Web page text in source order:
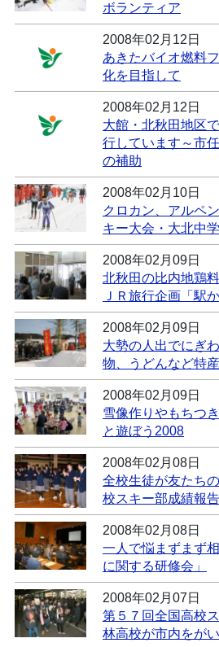
ボランティア
2008年02月12日
あきたバイオ燃料
化を目指して
2008年02月12日
大館・北秋田地区
行しています～市
の補助
2008年02月10日
クロカン、アルペ
キー大会・大北中
2008年02月09日
北秋田の比内地鶏
ＪＲ旅行企画「駅
2008年02月09日
大勢の人出でにぎ
物、うどんなど特
2008年02月09日
雪像作りやもちつ
と遊ぼう2008
2008年02月08日
全校生徒が友たち
校スキー部成績報
2008年02月08日
一人で悩まずまず
に関する研修会」
2008年02月07日
第５７回全国高校
林高校が市内をが